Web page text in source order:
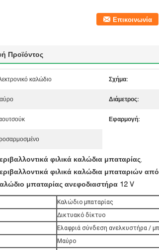
Επικοινωνία
Προϊόντος
καλώδιο Σχήμα:
Διάμετρος:
Εφαρμογή:
φιλικά καλώδια μπαταρίας,
φιλικά καλώδια μπαταριών
μπαταρίας ανεφοδιαστήρα 12 V
Καλώδιο μπαταρίας
Δικτυακό δίκτυο
Ελαφριά σύνδεση ανελκυστήρα /
Μαύρο